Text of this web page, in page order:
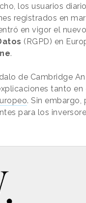
los usuarios
registrados en
en vigor el
(RGPD) en
.
de Cambridge
tanto
. Sin embargo,
para los